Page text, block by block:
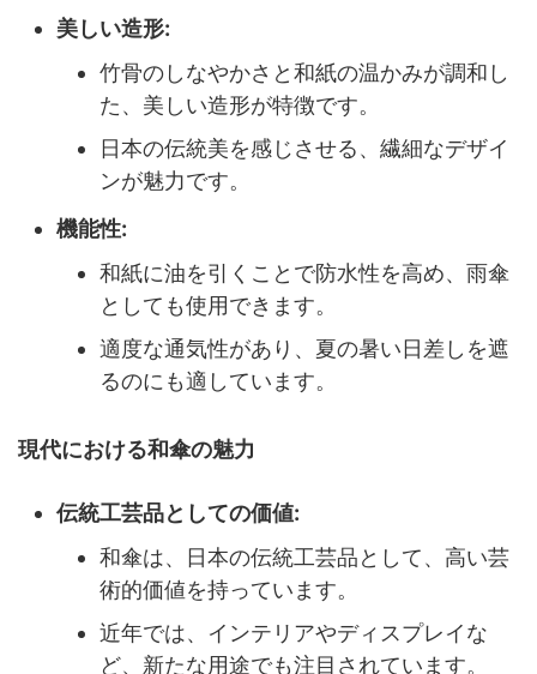
美しい造形:
竹骨のしなやかさと和紙の温かみが調和し
た、美しい造形が特徴です。
日本の伝統美を感じさせる、繊細なデザイ
ンが魅力です。
機能性:
和紙に油を引くことで防水性を高め、雨傘
としても使用できます。
適度な通気性があり、夏の暑い日差しを遮
るのにも適しています。
現代における和傘の魅力
伝統工芸品としての価値:
和傘は、日本の伝統工芸品として、高い芸
術的価値を持っています。
近年では、インテリアやディスプレイな
ど、新たな用途でも注目されています。